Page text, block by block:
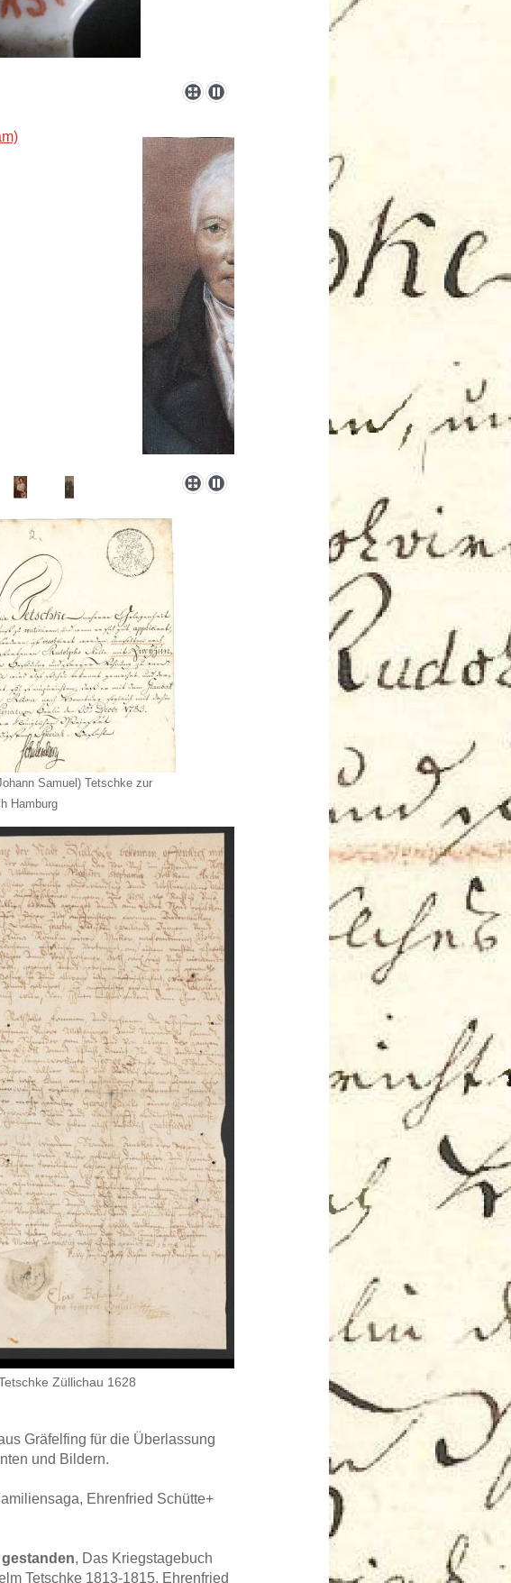
Samuel) Tetschke zur
Hamburg
Züllichau 1628
Gräfelfing für die Überlassung
und Bildern.
Ehrenfried Schütte+
, Das Kriegstagebuch
Tetschke 1813-1815, Ehrenfried